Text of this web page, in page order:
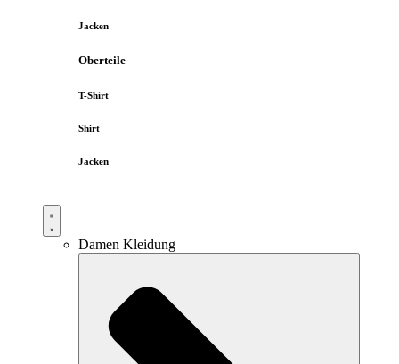
Jacken
Oberteile
T-Shirt
Shirt
Jacken
Damen Kleidung